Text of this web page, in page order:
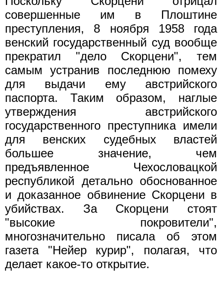
совершенные им в Плоштине
преступления, 8 ноября 1958 года
венский государственный суд вообще
прекратил "дело Скорцени", тем
самым устранив последнюю помеху
для выдачи ему австрийского
паспорта. Таким образом, наглые
утверждения австрийского
государственного преступника имели
для венских судебных властей
большее значение, чем
предъявленное Чехословацкой
республикой детально обоснованное
и доказанное обвинение Скорцени в
убийствах. За Скорцени стоят
"высокие покровители",
многозначительно писала об этом
газета "Нейер курир", полагая, что
делает какое-то открытие.